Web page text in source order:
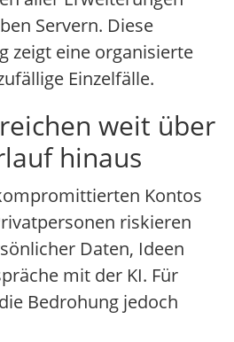
Servern. Diese
zeigt eine organisierte
Einzelfälle.
weit über
hinaus
Kontos
riskieren
Daten, Ideen
mit der KI. Für
Bedrohung jedoch